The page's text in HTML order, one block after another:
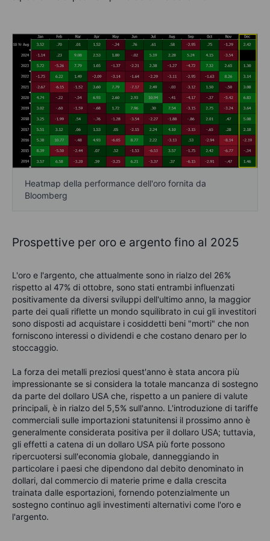
Heatmap della performance dell'oro fornita da
Bloomberg
Prospettive per oro e argento fino al 2025
L'oro e l'argento, che attualmente sono in rialzo del 26%
rispetto al 47% di ottobre, sono stati entrambi influenzati
positivamente da diversi sviluppi dell'ultimo anno, la maggior
parte dei quali riflette un mondo squilibrato in cui gli investitori
sono disposti ad acquistare i cosiddetti beni "morti" che non
forniscono interessi o dividendi e che costano denaro per lo
stoccaggio.
La forza dei metalli preziosi quest'anno è stata ancora più
impressionante se si considera la totale mancanza di sostegno
da parte del dollaro USA che, rispetto a un paniere di valute
principali, è in rialzo del 5,5% sull'anno. L'introduzione di tariffe
commerciali sulle importazioni statunitensi il prossimo anno è
generalmente considerata positiva per il dollaro USA; tuttavia,
gli effetti a catena di un dollaro USA più forte possono
ripercuotersi sull'economia globale, danneggiando in
particolare i paesi che dipendono dal debito denominato in
dollari, dal commercio di materie prime e dalla crescita
trainata dalle esportazioni, fornendo potenzialmente un
sostegno continuo agli investimenti alternativi come l'oro e
l'argento.